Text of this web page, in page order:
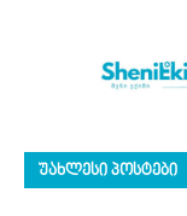
უახლესი პოსტები